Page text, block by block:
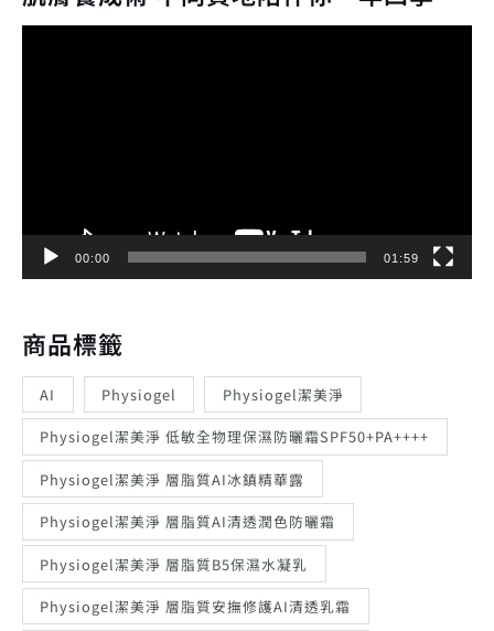
00:00 01:59
商品標籤
AI Physiogel Physiogel潔美淨
Physiogel潔美淨 低敏全物理保濕防曬霜SPF50+PA++++
Physiogel潔美淨 層脂質AI冰鎮精華露
Physiogel潔美淨 層脂質AI清透潤色防曬霜
Physiogel潔美淨 層脂質B5保濕水凝乳
Physiogel潔美淨 層脂質安撫修護AI清透乳霜